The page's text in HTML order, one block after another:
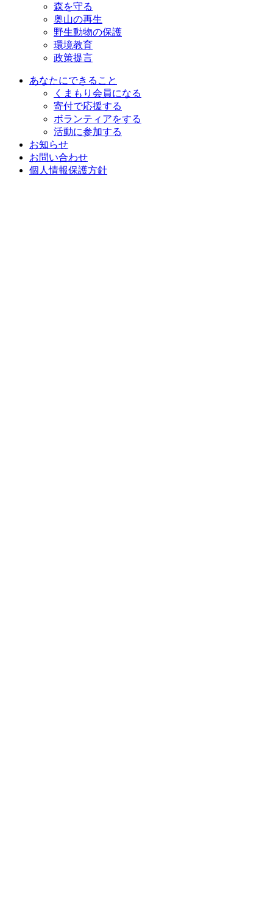
森を守る
奥山の再生
野生動物の保護
環境教育
政策提言
あなたにできること
くまもり会員になる
寄付で応援する
ボランティアをする
活動に参加する
お知らせ
お問い合わせ
個人情報保護方針